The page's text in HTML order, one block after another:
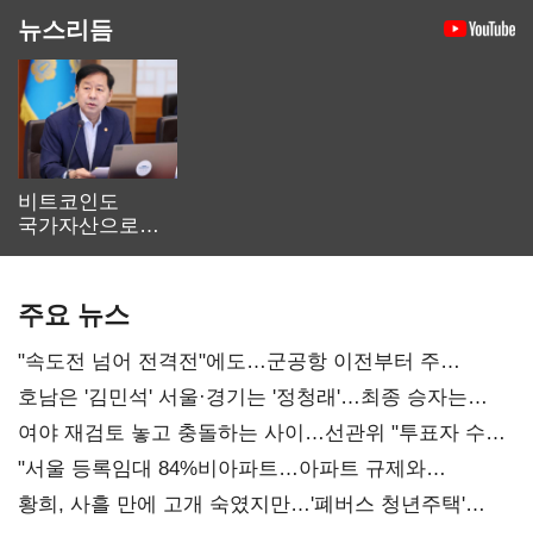
뉴스리듬
비트코인도
국가자산으로…'
주요 뉴스
"속도전 넘어 전격전"에도…군공항 이전부터 주
52시간까지 '뇌관'
호남은 '김민석' 서울·경기는 '정청래'…최종 승자는
'안갯속'
여야 재검토 놓고 충돌하는 사이…선관위 "투표자 수
오차 당연"
"서울 등록임대 84%비아파트…아파트 규제와
달리해야"
황희, 사흘 만에 고개 숙였지만…'폐버스 청년주택'